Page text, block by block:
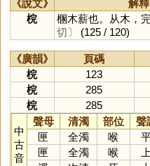
《說文》 解釋
梡
㮯木薪也。从木，完
切〕
(125 / 120)
《廣韻》 頁碼
梡
123
梡
285
梡
285
中
古
音
聲母 清濁 部位 聲
匣
全濁 喉
匣
全濁 喉